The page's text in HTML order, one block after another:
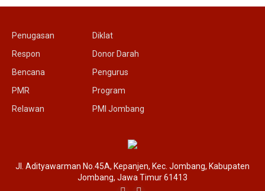
Penugasan
Respon
Bencana
PMR
Relawan
Diklat
Donor Darah
Pengurus
Program
PMI Jombang
Jl. Adityawarman No.45A, Kepanjen, Kec. Jombang, Kabupaten
Jombang, Jawa Timur 61413